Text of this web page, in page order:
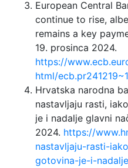
European Central
continue to rise,
remains a key
19. prosinca 2024.
https://
html/
Hrvatska narodna
nastavljaju rasti,
je i nadalje glavni
2024. https://
nastavljaju-rasti-
gotovina-je-i-